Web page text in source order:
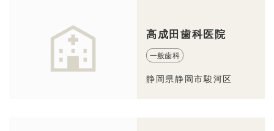
高成田歯科医院
一般歯科
静岡県静岡市駿河区